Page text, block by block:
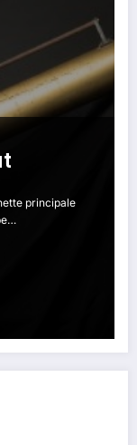
principale